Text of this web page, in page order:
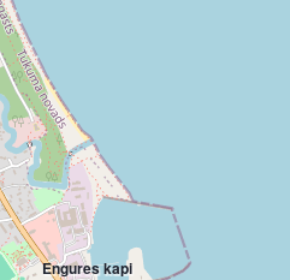
Engures kapi